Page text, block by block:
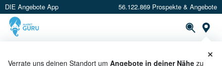
DIE Angebote App 56.122.869 Prospekte & Angebote
Verrate uns deinen Standort um Angebote in deiner Nähe zu
×